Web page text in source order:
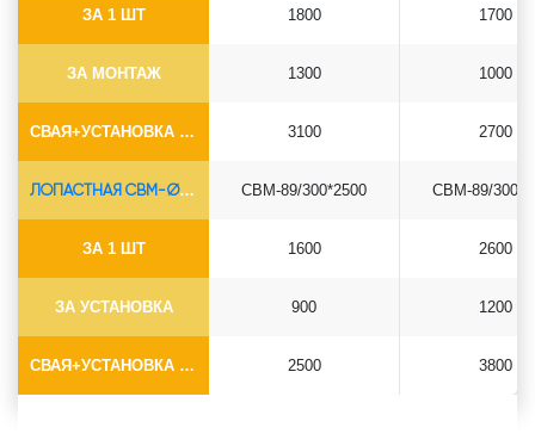
ЗА 1 ШТ
ЗА МОНТАЖ
СВАЯ+УСТАНОВКА (БЕЗ ОГОЛОВКА)
1800
1300
3100
1700
1000
2700
ЛОПАСТНАЯ СВМ-Ø89*6.5
ЗА 1 ШТ
ЗА УСТАНОВКА
СВАЯ+УСТАНОВКА (БЕЗ ОГОЛОВКА)
СВМ-89/300*2500
1600
900
2500
СВМ-89/
2600
1200
3800